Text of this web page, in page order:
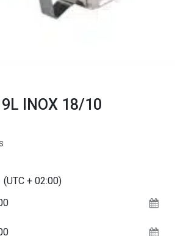
INOX 18/10
(UTC + 02:00)